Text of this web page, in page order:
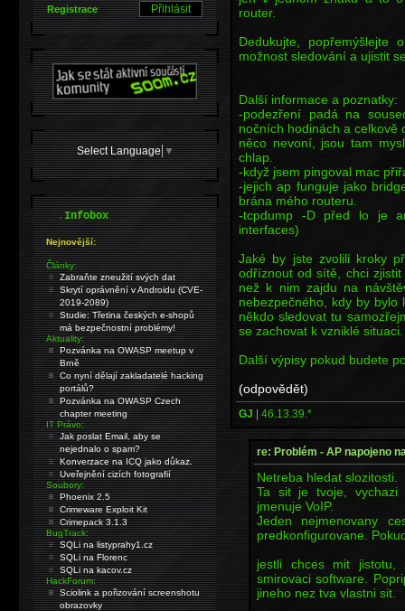
router.
Dedukujte,
možnost sledování a ujistit
Další informace a poznatky:
-podezření padá na
nočních hodinách a celkově
něco nevoní, jsou tam
chlap.
-když jsem pingoval mac
-jejich ap funguje jako
brána mého routeru.
-tcpdump -D před lo je
interfaces)
Jaké by jste zvolili kroky
odříznout od sítě, chci
než k nim zajdu na
nebezpečného, kdy by
někdo sledovat tu
se zachovat k vzniklé situaci.
Další výpisy pokud budete
(odpovědět)
GJ | 46.13.39.*
re: Problém - AP napojeno
Netreba hledat slozitosti.
Ta sit je tvoje, vychazi
jmenuje VoIP.
Jeden nejmenovany
predkonfigurovane.
jestli chces mit jistotu,
smirovaci software.
jineho nez tva vlastni sit.
Registrace
Select Language ▼
.Infobox
Nejnovější:
Články:
Zabraňte zneužití svých dat
Skrytí oprávnění v Androidu (CVE-
2019-2089)
Studie: Třetina českých e-shopů
má bezpečnostní problémy!
Aktuality:
Pozvánka na OWASP meetup v
Brně
Co nyní dělají zakladatelé hacking
portálů?
Pozvánka na OWASP Czech
chapter meeting
IT Právo:
Jak poslat Email, aby se
nejednalo o spam?
Konverzace na ICQ jako důkaz.
Uveřejnění cizích fotografií
Soubory:
Phoenix 2.5
Crimeware Exploit Kit
Crimepack 3.1.3
BugTrack:
SQLi na listyprahy1.cz
SQLi na Florenc
SQLi na kacov.cz
HackForum:
Sciolink a pořizování screenshotu
obrazovky